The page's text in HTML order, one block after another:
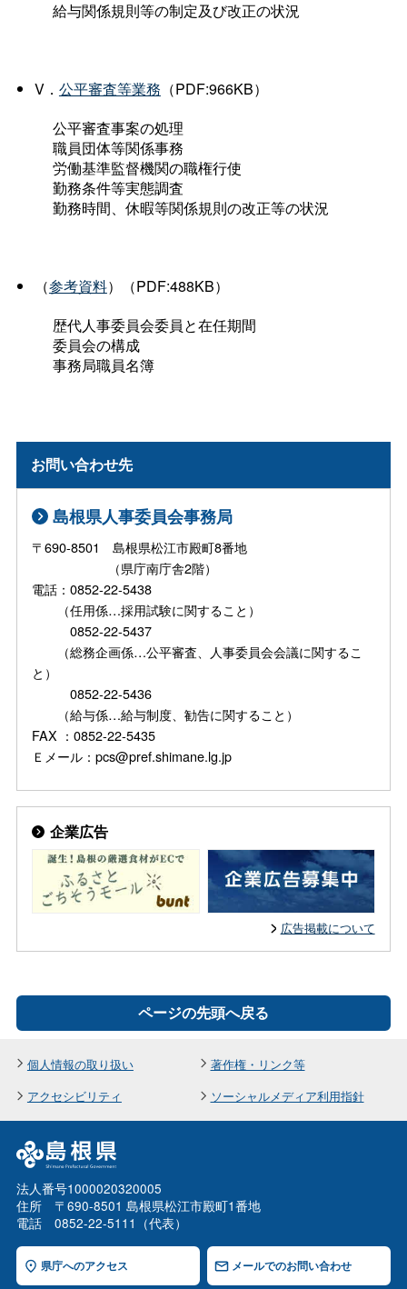
給与関係規則等の制定及び改正の状況
V． 公平審査等業務 （PDF:966KB）
公平審査事案の処理
職員団体等関係事務
労働基準監督機関の職権行使
勤務条件等実態調査
勤務時間、休暇等関係規則の改正等の状況
（参考資料）（PDF:488KB）
歴代人事委員会委員と在任期間
委員会の構成
事務局職員名簿
お問い合わせ先
島根県人事委員会事務局
〒690-8501 島根県松江市殿町8番地
（県庁南庁舎2階）
電話：0852-22-5438
（任用係…採用試験に関すること）
0852-22-5437
（総務企画係…公平審査、人事委員会会議に関するこ
と）
0852-22-5436
（給与係…給与制度、勧告に関すること）
FAX ：0852-22-5435
Ｅメール：pcs@pref.shimane.lg.jp
企業広告
広告掲載について
ページの先頭へ戻る
個人情報の取り扱い
著作権・リンク等
アクセシビリティ
ソーシャルメディア利用指針
法人番号1000020320005
住所 〒690-8501 島根県松江市殿町1番地
電話 0852-22-5111（代表）
県庁へのアクセス メールでのお問い合わせ